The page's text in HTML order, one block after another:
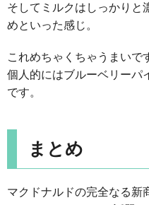
そしてミルクはしっかりと
めといった感じ。
これめちゃくちゃうまいで
個人的にはブルーベリーパ
です。
まとめ
マクドナルドの完全なる新